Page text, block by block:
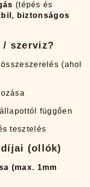
(tépés és
biztonságos
/ szerviz?
(ahol
függően
tesztelés
(ollók)
(max. 1mm